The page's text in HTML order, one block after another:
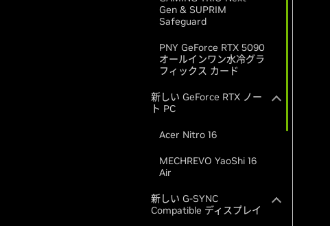
Gen & SUPRIM
Safeguard
PNY GeForce RTX 5090
オールインワン水冷グラ
フィックス カード
新しい GeForce RTX ノー
ト PC
Acer Nitro 16
MECHREVO YaoShi 16
Air
新しい G-SYNC
Compatible ディスプレイ